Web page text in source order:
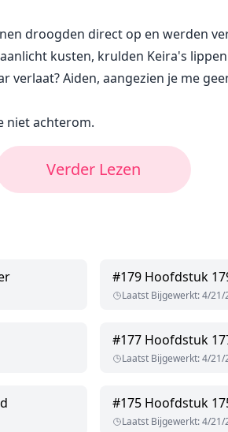
droogden direct op en werden
kusten, krulden Keira's
verlaat? Aiden, aangezien je me
niet achterom.
Verder Lezen
#179 Hoofdstuk
Laatst Bijgewerkt:4/21/
#177 Hoofdstuk
Laatst Bijgewerkt:4/21/
#175 Hoofdstuk
Laatst Bijgewerkt:4/21/